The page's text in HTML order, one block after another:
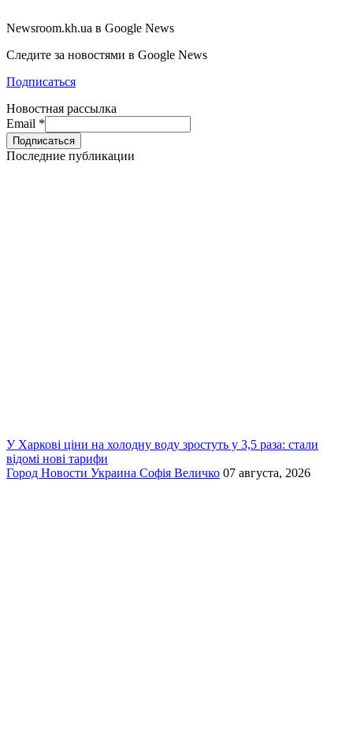
Newsroom.kh.ua в Google News
Следите за новостями в Google News
Подписаться
Новостная рассылка
Email *
Последние публикации
У Харкові ціни на холодну воду зростуть у 3,5 раза: стали
відомі нові тарифи
Город Новости Украина Софія Величко 07 августа, 2026